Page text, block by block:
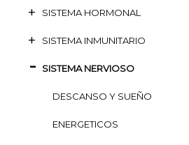
SISTEMA HORMONAL
SISTEMA INMUNITARIO
SISTEMA NERVIOSO
DESCANSO Y SUEÑO
ENERGETICOS